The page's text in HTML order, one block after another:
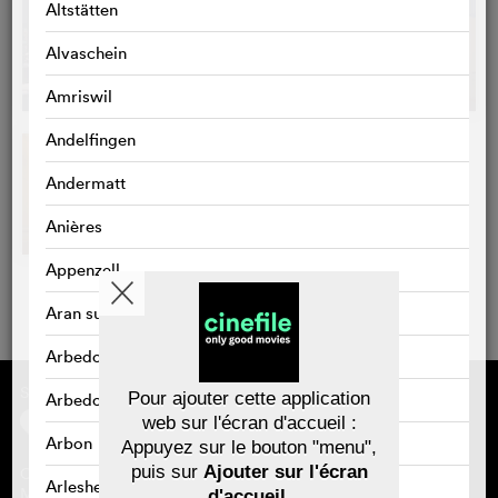
Altstätten
Alvaschein
Amriswil
Andelfingen
Andermatt
Anières
Appenzell
Aran sur Vilette
Arbedo
Arbedo-Castione
Arbon
Arlesheim
Sponsorisé par
Mentions légales
À propos de cinefile
S'inscrire/s'abonner
Newsletter
FAQ
Bons-cadeaux
Pour ajouter cette application
web sur l'écran d'accueil :
Appuyez sur le bouton "menu",
puis sur Ajouter sur l'écran